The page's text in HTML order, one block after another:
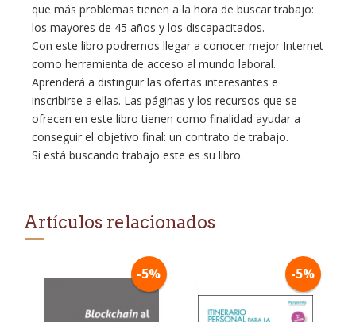
que más problemas tienen a la hora de buscar trabajo:
los mayores de 45 años y los discapacitados.
Con este libro podremos llegar a conocer mejor Internet
como herramienta de acceso al mundo laboral.
Aprenderá a distinguir las ofertas interesantes e
inscribirse a ellas. Las páginas y los recursos que se
ofrecen en este libro tienen como finalidad ayudar a
conseguir el objetivo final: un contrato de trabajo.
Si está buscando trabajo este es su libro.
Artículos relacionados
-5% -5%